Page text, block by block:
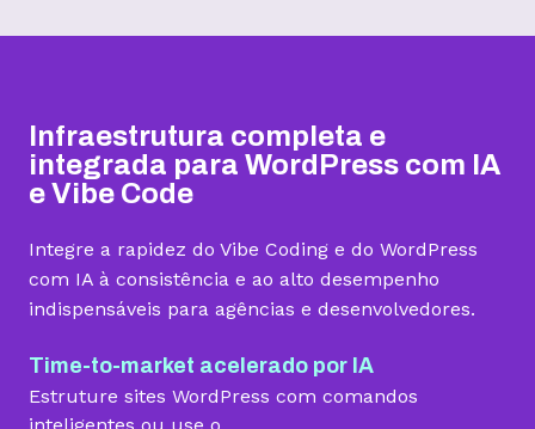
Contratar Contratar
Armazenamento
Quantidade de sites
1 site 3 sites 5 sites
Hospedagem gerenciada para WordPress
Infraestrutura completa e
integrada para WordPress com IA
e Vibe Code
Integre a rapidez do Vibe Coding e do WordPress
com IA à consistência e ao alto desempenho
indispensáveis para agências e desenvolvedores.
Time-to-market acelerado por IA
Estruture sites WordPress com comandos